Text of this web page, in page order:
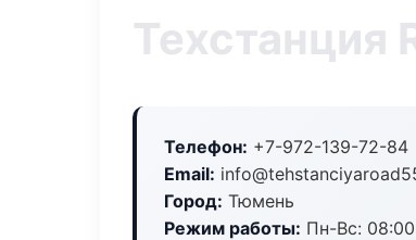
Техстанция
Телефон: +7-972-139-72-84
Email:
Город: Тюмень
Режим работы: Пн-Вс: